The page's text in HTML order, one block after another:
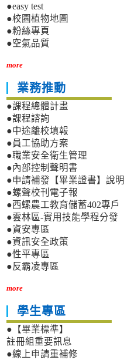
●easy test
●校園植物地圖
●粉絲專頁
●空氣品質
more
業務推動
●課程總體計畫
●課程諮詢
●中途離校填報
●員工協助方案
●職業安全衛生管理
●內部控制聲明書
●申請補發【畢業證書】說明
●螺聲校刊電子報
●西螺農工教育儲蓄402專戶
●雲林區-實用技能學程分發
●資安專區
●資訊安全政策
●性平專區
●反霸凌專區
more
學生專區
●【畢業標準】
註冊組重要訊息
●線上申請重補修